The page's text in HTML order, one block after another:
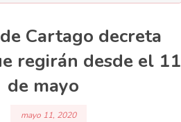
Cartago decreta
regirán desde el 11
de mayo
mayo 11, 2020